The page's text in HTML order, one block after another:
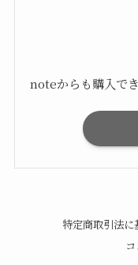
noteからも購入でき
特定商取引法